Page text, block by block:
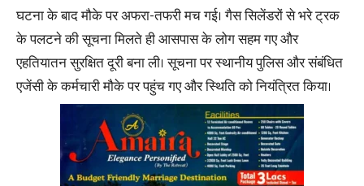
घटना के बाद मौके पर अफरा-तफरी मच गई। गैस सिलेंडरों से भरे ट्रक
के पलटने की सूचना मिलते ही आसपास के लोग सहम गए और
एहतियातन सुरक्षित दूरी बना ली। सूचना पर स्थानीय पुलिस और संबंधित
एजेंसी के कर्मचारी मौके पर पहुंच गए और स्थिति को नियंत्रित किया।